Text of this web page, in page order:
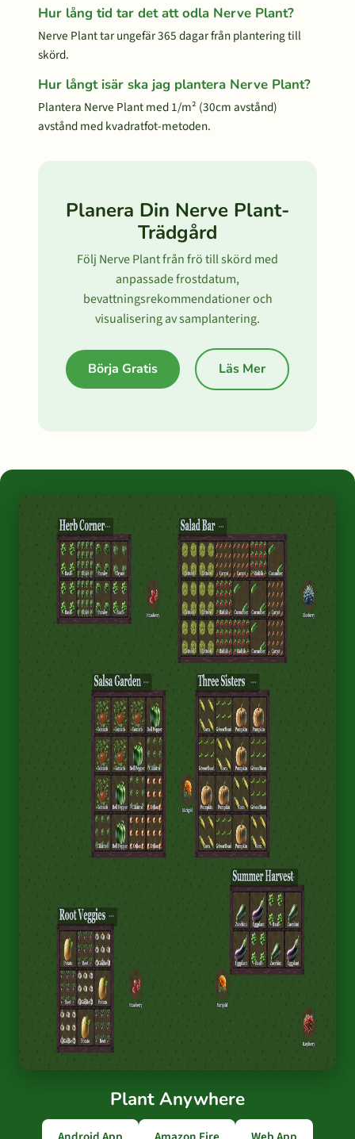
Hur lång tid tar det att odla Nerve Plant?
Nerve Plant tar ungefär 365 dagar från plantering till
skörd.
Hur långt isär ska jag plantera Nerve Plant?
Plantera Nerve Plant med 1/m² (30cm avstånd)
avstånd med kvadratfot-metoden.
Planera Din Nerve Plant-
Trädgård
Följ Nerve Plant från frö till skörd med
anpassade frostdatum,
bevattningsrekommendationer och
visualisering av samplantering.
Börja Gratis Läs Mer
Plant Anywhere